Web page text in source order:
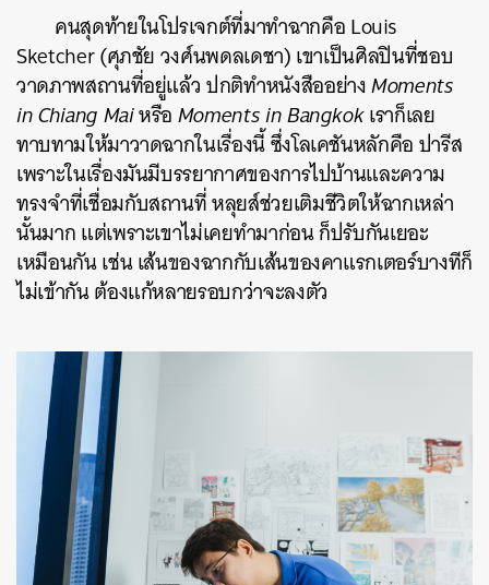
คนสุดท้ายในโปรเจกต์ที่มาทำฉากคือ Louis
Sketcher (ศุภชัย วงศ์นพดลเดชา) เขาเป็นศิลปินที่ชอบ
วาดภาพสถานที่อยู่แล้ว ปกติทำหนังสืออย่างMoments
in Chiang MaiหรือMoments in Bangkokเราก็เลย
ทาบทามให้มาวาดฉากในเรื่องนี้ ซึ่งโลเคชันหลักคือ ปารีส
เพราะในเรื่องมันมีบรรยากาศของการไปบ้านและความ
ทรงจำที่เชื่อมกับสถานที่ หลุยส์ช่วยเติมชีวิตให้ฉากเหล่า
นั้นมาก แต่เพราะเขาไม่เคยทำมาก่อน ก็ปรับกันเยอะ
เหมือนกัน เช่น เส้นของฉากกับเส้นของคาแรกเตอร์บางทีก็
ไม่เข้ากัน ต้องแก้หลายรอบกว่าจะลงตัว